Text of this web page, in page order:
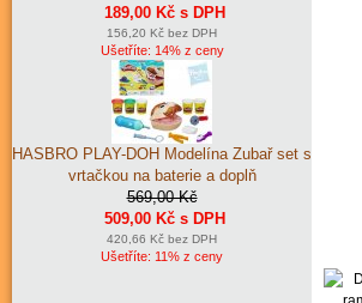
189,00 Kč s DPH
156,20 Kč bez DPH
Ušetříte: 14% z ceny
HASBRO PLAY-DOH Modelína Zubař set s
vrtačkou na baterie a doplň
569,00 Kč
509,00 Kč s DPH
420,66 Kč bez DPH
Ušetříte: 11% z ceny